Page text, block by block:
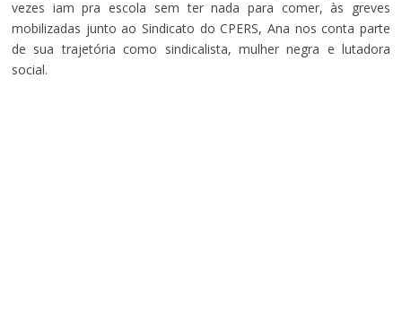
vezes iam pra escola sem ter nada para comer, às greves
mobilizadas junto ao Sindicato do CPERS, Ana nos conta parte
de sua trajetória como sindicalista, mulher negra e lutadora
social.